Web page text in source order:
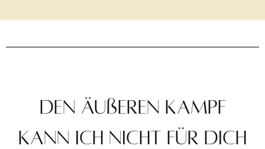
Den äußeren Kampf
kann ich nicht für dich